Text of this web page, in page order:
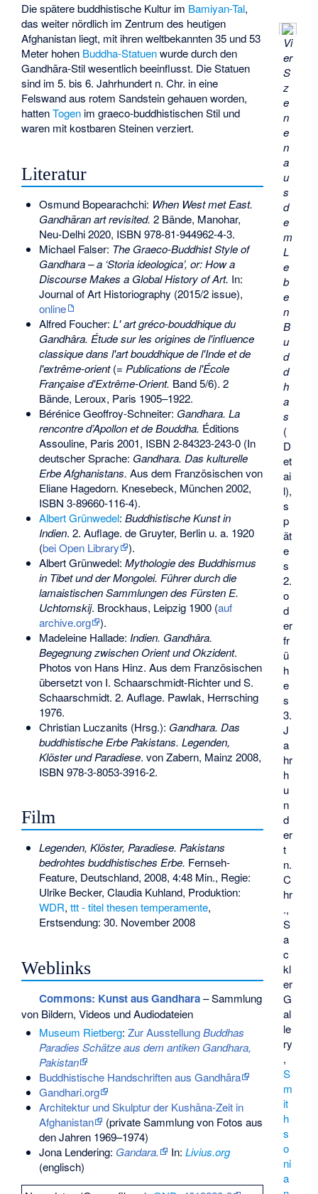
Vi
er
S
z
e
n
e
n
a
u
s
d
e
m
L
e
b
e
n
B
u
d
d
h
a
s
(
D
et
ai
l),
s
p
ät
e
s
2.
o
d
er
fr
ü
h
e
s
3.
J
a
hr
h
u
n
d
er
t
n.
C
hr
.,
S
a
c
kl
er
G
al
le
ry
,
S
m
it
h
s
o
ni
a
Die spätere buddhistische Kultur im Bamiyan-Tal,
das weiter nördlich im Zentrum des heutigen
Afghanistan liegt, mit ihren weltbekannten 35 und 53
Meter hohen Buddha-Statuenwurde durch den
Gandhāra-Stil wesentlich beeinflusst. Die Statuen
sind im 5. bis 6. Jahrhundert n. Chr. in eine
Felswand aus rotem Sandstein gehauen worden,
hattenTogen im graeco-buddhistischen Stil und
waren mit kostbaren Steinen verziert.
Literatur
Osmund Bopearachchi: When West met East.
Gandhāran art revisited. 2 Bände, Manohar,
Neu-Delhi 2020, ISBN 978-81-944962-4-3.
Michael Falser: The Graeco-Buddhist Style of
Gandhara – a ‘Storia ideologica’, or: How a
Discourse Makes a Global History of Art. In:
Journal of Art Historiography (2015/2 issue),
online
Alfred Foucher: L' art gréco-bouddhique du
Gandhâra. Étude sur les origines de l'influence
classique dans l'art bouddhique de l'Inde et de
l'extrême-orient(= Publications de l'École
Française d'Extrême-Orient. Band 5/6). 2
Bände, Leroux, Paris 1905–1922.
Bérénice Geoffroy-Schneiter: Gandhara. La
rencontre d’Apollon et de Bouddha. Éditions
Assouline, Paris 2001, ISBN 2-84323-243-0(In
deutscher Sprache: Gandhara. Das kulturelle
Erbe Afghanistans. Aus dem Französischen von
Eliane Hagedorn. Knesebeck, München 2002,
ISBN 3-89660-116-4).
Albert Grünwedel: Buddhistische Kunst in
Indien. 2. Auflage. de Gruyter, Berlin u. a. 1920
(bei Open Library
).
Albert Grünwedel: Mythologie des Buddhismus
in Tibet und der Mongolei. Führer durch die
lamaistischen Sammlungen des Fürsten E.
Uchtomskij. Brockhaus, Leipzig 1900 (auf
archive.org
).
Madeleine Hallade: Indien. Gandhâra.
Begegnung zwischen Orient und Okzident.
Photos von Hans Hinz. Aus dem Französischen
übersetzt von I. Schaarschmidt-Richter und S.
Schaarschmidt. 2. Auflage. Pawlak, Herrsching
1976.
Christian Luczanits (Hrsg.): Gandhara. Das
buddhistische Erbe Pakistans. Legenden,
Klöster und Paradiese. von Zabern, Mainz 2008,
ISBN 978-3-8053-3916-2.
Film
Legenden, Klöster, Paradiese. Pakistans
bedrohtes buddhistisches Erbe. Fernseh-
Feature, Deutschland, 2008, 4:48 Min., Regie:
Ulrike Becker, Claudia Kuhland, Produktion:
WDR, ttt - titel thesen temperamente,
Erstsendung: 30. November 2008
Weblinks
Commons: Kunst aus Gandhara– Sammlung
von Bildern, Videos und Audiodateien
Museum Rietberg: Zur AusstellungBuddhas
Paradies Schätze aus dem antiken Gandhara,
Pakistan
Buddhistische Handschriften aus Gandhāra
Gandhari.org
Architektur und Skulptur der Kushāna-Zeit in
Afghanistan
(private Sammlung von Fotos aus
den Jahren 1969–1974)
Jona Lendering: Gandara. In: Livius.org
(englisch)